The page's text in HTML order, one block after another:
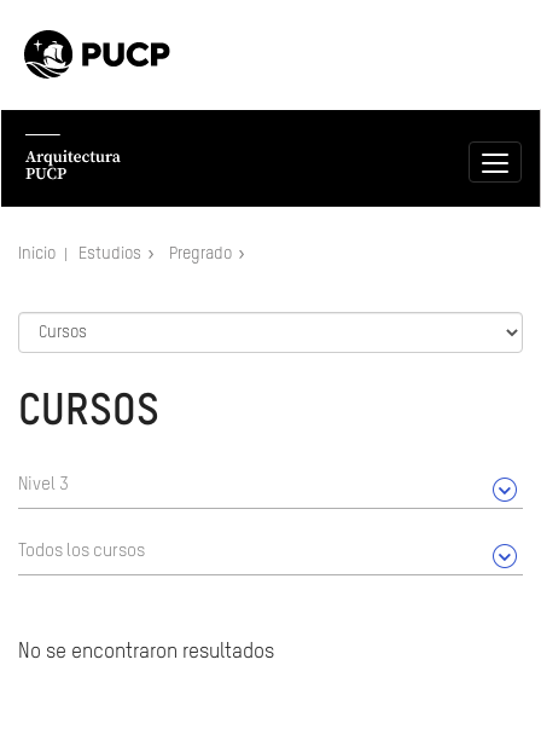
Inicio Estudios Pregrado
CURSOS
Nivel 3
Todos los cursos
No se encontraron resultados